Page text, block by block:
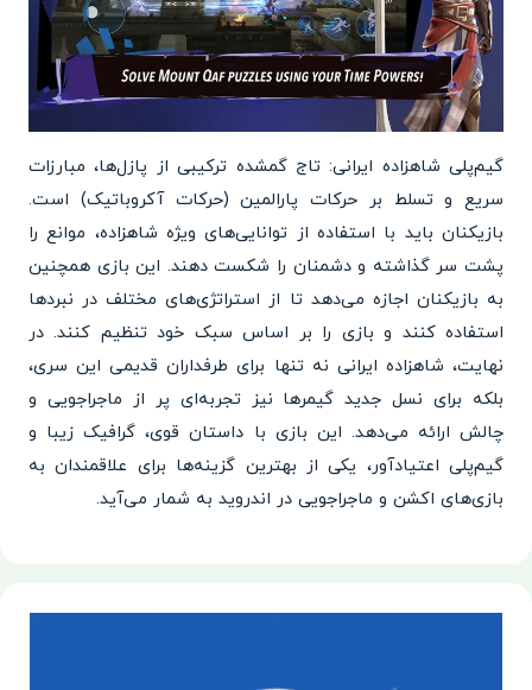
گیم‌پلی شاهزاده ایرانی: تاج گمشده ترکیبی از پازل‌ها، مبارزات
سریع و تسلط بر حرکات پارالمین (حرکات آکروباتیک) است.
بازیکنان باید با استفاده از توانایی‌های ویژه شاهزاده، موانع را
پشت سر گذاشته و دشمنان را شکست دهند. این بازی همچنین
به بازیکنان اجازه می‌دهد تا از استراتژی‌های مختلف در نبردها
استفاده کنند و بازی را بر اساس سبک خود تنظیم کنند. در
نهایت، شاهزاده ایرانی نه تنها برای طرفداران قدیمی این سری،
بلکه برای نسل جدید گیمرها نیز تجربه‌ای پر از ماجراجویی و
چالش ارائه می‌دهد. این بازی با داستان قوی، گرافیک زیبا و
گیم‌پلی اعتیادآور، یکی از بهترین گزینه‌ها برای علاقمندان به
بازی‌های اکشن و ماجراجویی در اندروید به شمار می‌آید.